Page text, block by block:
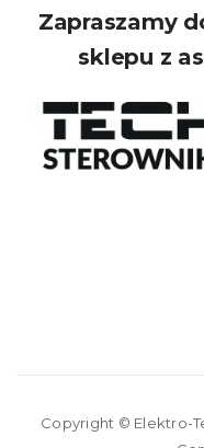
Zapraszamy
sklepu z
Copyright © Elektro-